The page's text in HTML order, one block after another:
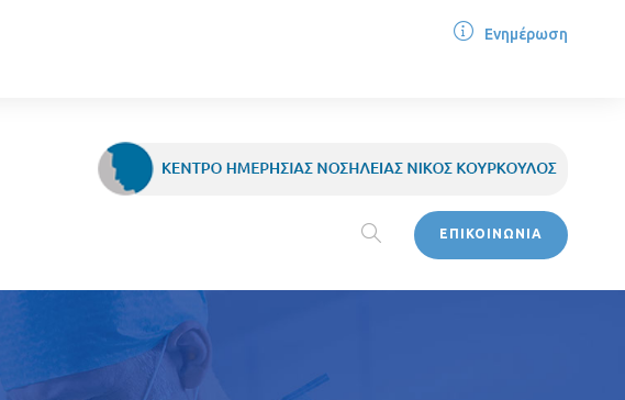
Ενημέρωση
ΕΠΙΚΟΙΝΩΝΙΑ